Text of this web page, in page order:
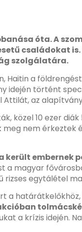
óta. A
családokat
szolgálatára.
a
idején történt
Attilát, az
közel 10 ezer
nem érkeztek
embernek
a magyar
egytálétel
a
a krízis idején.